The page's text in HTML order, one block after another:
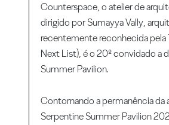
Counterspace, o atelier de
dirigido por Sumayya Vally,
recentemente reconhecida pela
Next List), é o 20º convidado a
Summer Pavilion.
Contornando a permanência da
Serpentine Summer Pavilion